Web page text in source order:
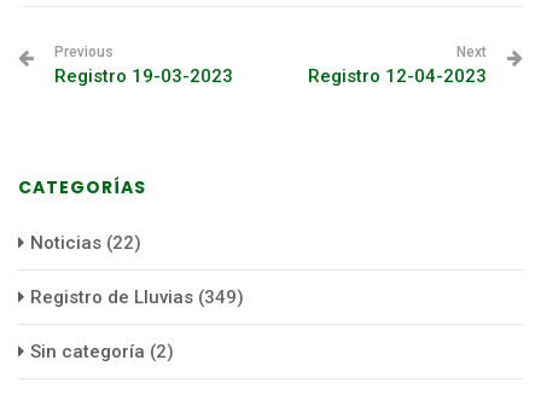
Previous
Registro 19-03-2023
Next
Registro 12-04-2023
CATEGORÍAS
Noticias (22)
Registro de Lluvias (349)
Sin categoría (2)